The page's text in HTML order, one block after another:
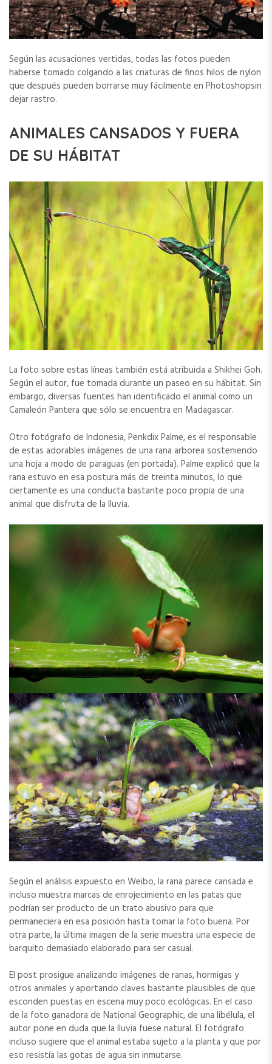
Según las acusaciones vertidas, todas las fotos pueden
haberse tomado colgando a las criaturas de finos hilos de nylon
que después pueden borrarse muy fácilmente en Photoshopsin
dejar rastro.
ANIMALES CANSADOS Y FUERA
DE SU HÁBITAT
La foto sobre estas líneas también está atribuida a Shikhei Goh.
Según el autor, fue tomada durante un paseo en su hábitat. Sin
embargo, diversas fuentes han identificado el animal como un
Camaleón Pantera que sólo se encuentra en Madagascar.
Otro fotógrafo de Indonesia, Penkdix Palme, es el responsable
de estas adorables imágenes de una rana arborea sosteniendo
una hoja a modo de paraguas (en portada). Palme explicó que la
rana estuvo en esa postura más de treinta minutos, lo que
ciertamente es una conducta bastante poco propia de una
animal que disfruta de la lluvia.
Según el análisis expuesto en Weibo, la rana parece cansada e
incluso muestra marcas de enrojecimiento en las patas que
podrían ser producto de un trato abusivo para que
permaneciera en esa posición hasta tomar la foto buena. Por
otra parte, la última imagen de la serie muestra una especie de
barquito demasiado elaborado para ser casual.
El post prosigue analizando imágenes de ranas, hormigas y
otros animales y aportando claves bastante plausibles de que
esconden puestas en escena muy poco ecológicas. En el caso
de la foto ganadora de National Geographic, de una libélula, el
autor pone en duda que la lluvia fuese natural. El fotógrafo
incluso sugiere que el animal estaba sujeto a la planta y que por
eso resistía las gotas de agua sin inmutarse.